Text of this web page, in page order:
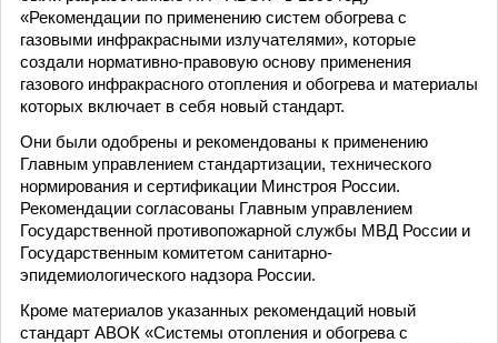
«Рекомендации по применению систем обогрева с
газовыми инфракрасными излучателями», которые
создали нормативно-правовую основу применения
газового инфракрасного отопления и обогрева и материалы
которых включает в себя новый стандарт.
Они были одобрены и рекомендованы к применению
Главным управлением стандартизации, технического
нормирования и сертификации Минстроя России.
Рекомендации согласованы Главным управлением
Государственной противопожарной службы МВД России и
Государственным комитетом санитарно-
эпидемиологического надзора России.
Кроме материалов указанных рекомендаций новый
стандарт АВОК «Системы отопления и обогрева с